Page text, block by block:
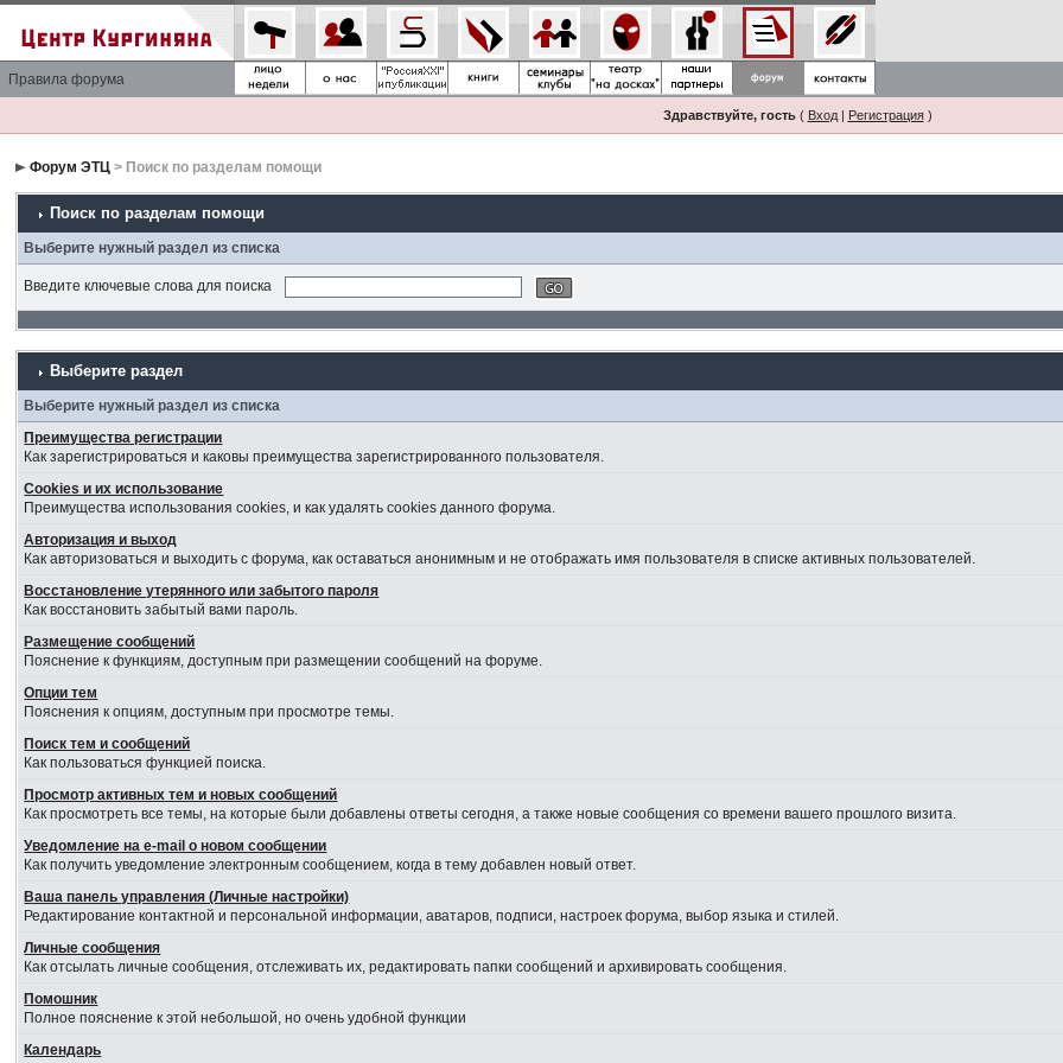
Правила форума
Здравствуйте, гость( Вход| Регистрация)
Форум ЭТЦ > Поиск по разделам помощи
Поиск по разделам помощи
Выберите нужный раздел из списка
Введите ключевые слова для поиска
Выберите раздел
Выберите нужный раздел из списка
Преимущества регистрации
Как зарегистрироваться и каковы преимущества зарегистрированного пользователя.
Cookies и их использование
Преимущества использования cookies, и как удалять cookies данного форума.
Авторизация и выход
Как авторизоваться и выходить с форума, как оставаться анонимным и не отображать имя пользователя в списке активных пользователей.
Восстановление утерянного или забытого пароля
Как восстановить забытый вами пароль.
Размещение сообщений
Пояснение к функциям, доступным при размещении сообщений на форуме.
Опции тем
Пояснения к опциям, доступным при просмотре темы.
Поиск тем и сообщений
Как пользоваться функцией поиска.
Просмотр активных тем и новых сообщений
Как просмотреть все темы, на которые были добавлены ответы сегодня, а также новые сообщения со времени вашего прошлого визита.
Уведомление на е-mail о новом сообщении
Как получить уведомление электронным сообщением, когда в тему добавлен новый ответ.
Ваша панель управления (Личные настройки)
Редактирование контактной и персональной информации, аватаров, подписи, настроек форума, выбор языка и стилей.
Личные сообщения
Как отсылать личные сообщения, отслеживать их, редактировать папки сообщений и архивировать сообщения.
Помошник
Полное пояснение к этой небольшой, но очень удобной функции
Календарь